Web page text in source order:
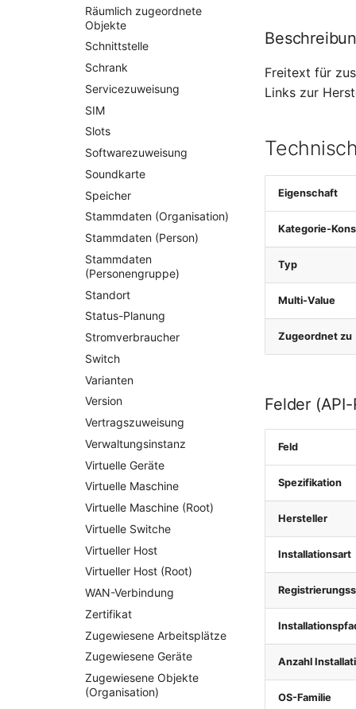
Räumlich zugeordnete
Objekte
Schnittstelle
Schrank
Servicezuweisung
SIM
Slots
Softwarezuweisung
Soundkarte
Speicher
Stammdaten (Organisation)
Stammdaten (Person)
Stammdaten
(Personengruppe)
Standort
Status-Planung
Stromverbraucher
Switch
Varianten
Version
Vertragszuweisung
Verwaltungsinstanz
Virtuelle Geräte
Virtuelle Maschine
Virtuelle Maschine (Root)
Virtuelle Switche
Virtueller Host
Virtueller Host (Root)
WAN-Verbindung
Zertifikat
Zugewiesene Arbeitsplätze
Zugewiesene Geräte
Zugewiesene Objekte
(Organisation)
Freitext für
Links zur
Eigenschaft
Kategorie-
Typ
Multi-Value
Zugeordnet zu
Felder
Feld
Spezifikation
Hersteller
Installationsart
Anzahl
OS-Familie